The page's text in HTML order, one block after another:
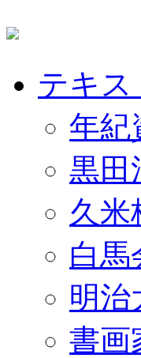
テキス
年紀
黒田
久米
白馬
明治
書画